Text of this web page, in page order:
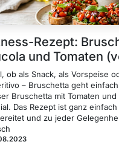
Rezept:
und Tomaten
ob als Snack, als Vorspeise
– Bruschetta geht
Bruschetta mit Tomaten
Das Rezept ist ganz
und zu jeder